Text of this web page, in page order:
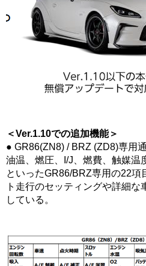
＜Ver.1.10での追加機能＞
● GR86(ZN8) / BRZ (ZD8)専用
油温、燃圧、I/J、燃費、触媒温
といったGR86/BRZ専用の22項
ト走行のセッティングや詳細な
している。